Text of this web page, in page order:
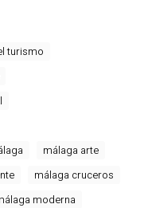
turismo
málaga arte
málaga cruceros
moderna